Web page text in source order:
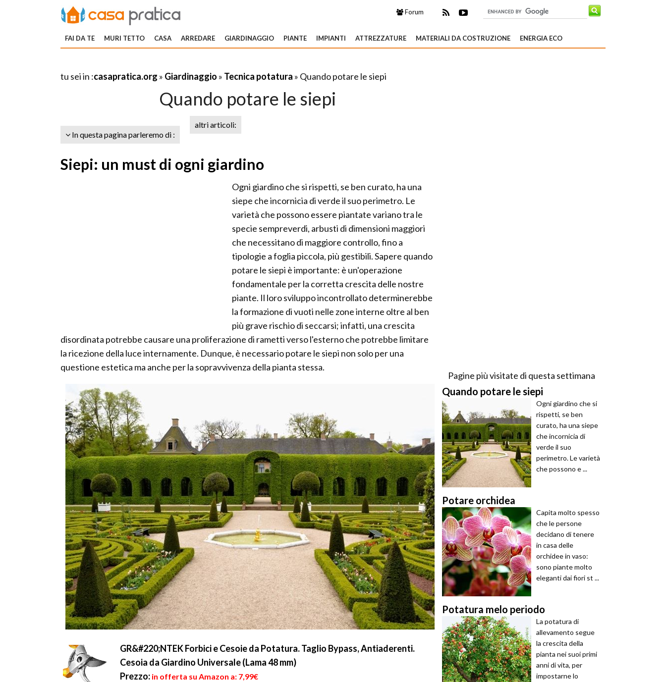
Forum
FAI DA TE MURI TETTO CASA ARREDARE GIARDINAGGIO PIANTE IMPIANTI ATTREZZATURE MATERIALI DA COSTRUZIONE ENERGIA ECO
tu sei in :casapratica.org » Giardinaggio » Tecnica potatura » Quando potare le siepi
Quando potare le siepi
In questa pagina parleremo di :
altri articoli:
Siepi: un must di ogni giardino
Ogni giardino che si rispetti, se ben curato, ha una
siepe che incornicia di verde il suo perimetro. Le
varietà che possono essere piantate variano tra le
specie sempreverdi, arbusti di dimensioni maggiori
che necessitano di maggiore controllo, fino a
tipologie a foglia piccola, più gestibili. Sapere quando
potare le siepi è importante: è un'operazione
fondamentale per la corretta crescita delle nostre
piante. Il loro sviluppo incontrollato determinerebbe
la formazione di vuoti nelle zone interne oltre al ben
più grave rischio di seccarsi; infatti, una crescita
disordinata potrebbe causare una proliferazione di rametti verso l'esterno che potrebbe limitare
la ricezione della luce internamente. Dunque, è necessario potare le siepi non solo per una
questione estetica ma anche per la sopravvivenza della pianta stessa.
GR&#220;NTEK Forbici e Cesoie da Potatura. Taglio Bypass, Antiaderenti.
Cesoia da Giardino Universale (Lama 48 mm)
Prezzo: in offerta su Amazon a: 7,99€
Pagine più visitate di questa settimana
Quando potare le siepi
Ogni giardino che si
rispetti, se ben
curato, ha una siepe
che incornicia di
verde il suo
perimetro. Le varietà
che possono e ...
Potare orchidea
Capita molto spesso
che le persone
decidano di tenere
in casa delle
orchidee in vaso:
sono piante molto
eleganti dai fiori st ...
Potatura melo periodo
La potatura di
allevamento segue
la crescita della
pianta nei suoi primi
anni di vita, per
impostarne lo